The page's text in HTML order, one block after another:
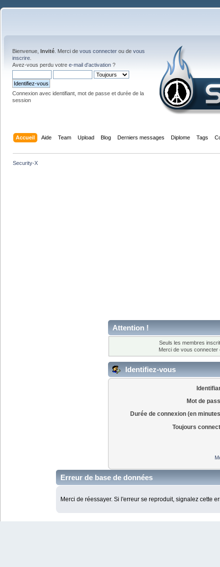
Bienvenue, Invité . Merci de vous connecter ou de vous
inscrire
Avez-vous perdu votre e-mail d'activation ?
Connexion avec identifiant, mot de passe et durée de la
session
Accueil Aide Team Upload Blog Derniers messages Diplome Tags
Security-X
Attention !
Seuls les membres
Merci de vous
Identifiez-vous
Mot de
Durée de connexion (en
Toujours
Erreur de base de données
Merci de réessayer. Si l'erreur se reproduit, signalez cette